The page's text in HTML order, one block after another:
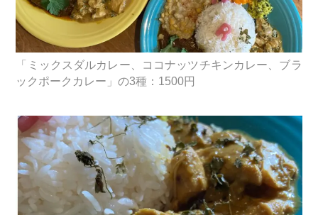
「ミックスダルカレー、ココナッツチキンカレー、ブラ
ックポークカレー」の3種：1500円